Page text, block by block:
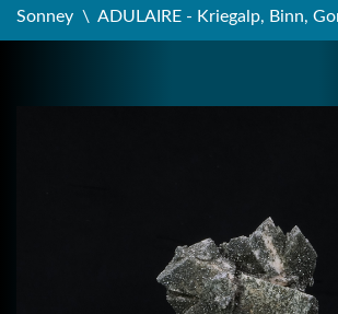
Sonney
ADULAIRE - Kriegalp, Binn,